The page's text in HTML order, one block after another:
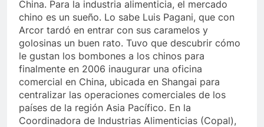
China. Para la industria alimenticia, el mercado
chino es un sueño. Lo sabe Luis Pagani, que con
Arcor tardó en entrar con sus caramelos y
golosinas un buen rato. Tuvo que descubrir cómo
le gustan los bombones a los chinos para
finalmente en 2006 inaugurar una oficina
comercial en China, ubicada en Shangai para
centralizar las operaciones comerciales de los
países de la región Asia Pacífico. En la
Coordinadora de Industrias Alimenticias (Copal),